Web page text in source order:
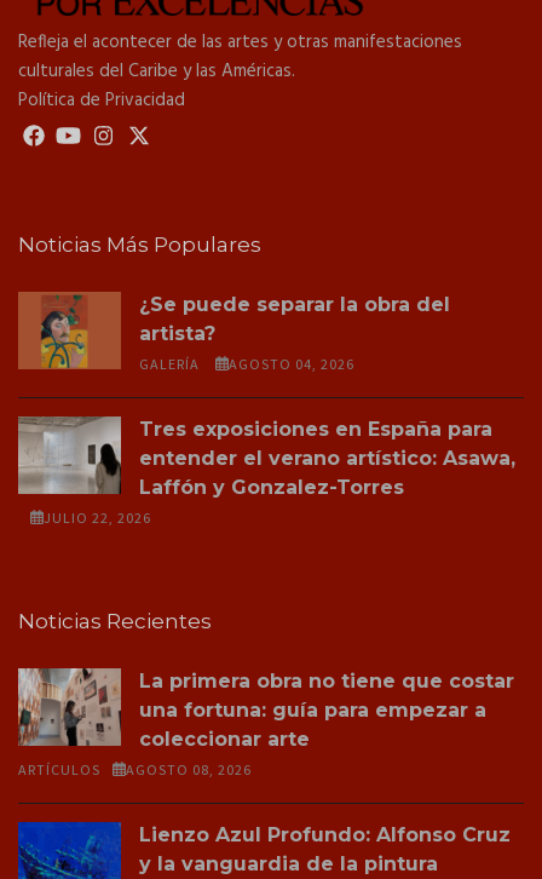
Refleja el acontecer de las artes y otras manifestaciones
culturales del Caribe y las Américas.
Política de Privacidad
Noticias Más Populares
¿Se puede separar la obra del
artista?
GALERÍA AGOSTO 04, 2026
Tres exposiciones en España para
entender el verano artístico: Asawa,
Laffón y Gonzalez-Torres
JULIO 22, 2026
Noticias Recientes
La primera obra no tiene que costar
una fortuna: guía para empezar a
coleccionar arte
ARTÍCULOS AGOSTO 08, 2026
Lienzo Azul Profundo: Alfonso Cruz
y la vanguardia de la pintura